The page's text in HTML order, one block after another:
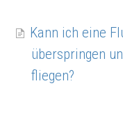
Kann ich eine
überspringen
fliegen?